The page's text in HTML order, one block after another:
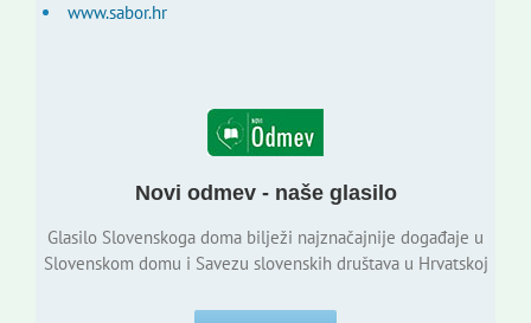
www.sabor.hr
Novi odmev - naše glasilo
Glasilo Slovenskoga doma bilježi najznačajnije događaje u
Slovenskom domu i Savezu slovenskih društava u Hrvatskoj